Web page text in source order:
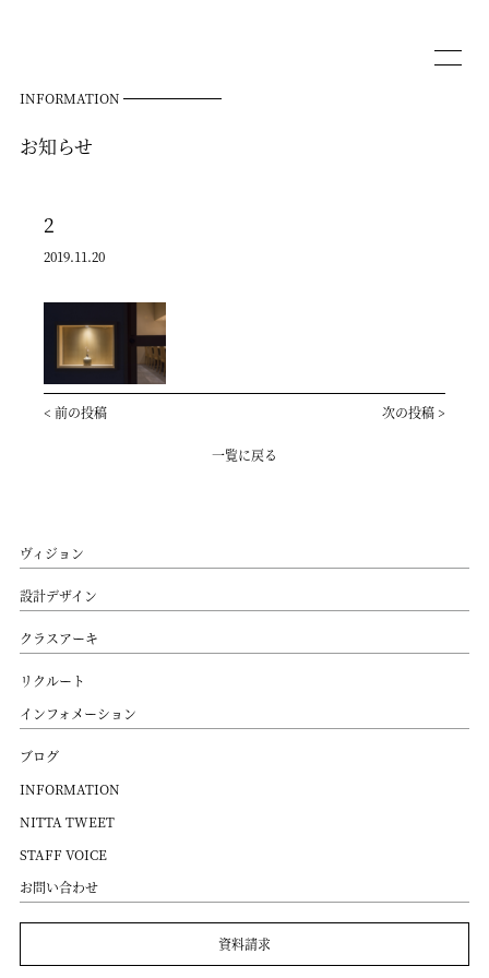
INFORMATION
お知らせ
2
2019.11.20
< 前の投稿 次の投稿 >
一覧に戻る
ヴィジョン
設計デザイン
クラスアーキ
リクルート
インフォメーション
ブログ
INFORMATION
NITTA TWEET
STAFF VOICE
お問い合わせ
資料請求